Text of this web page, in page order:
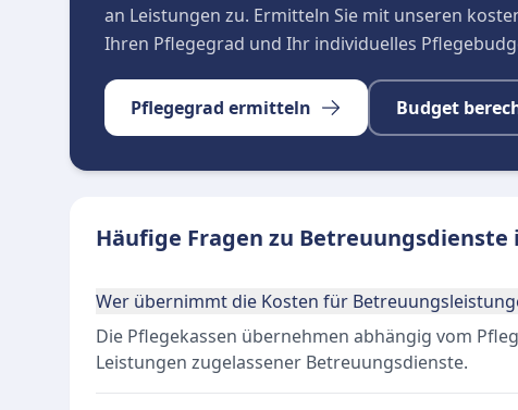
an Leistungen zu. Ermitteln Sie mit unseren
Ihren Pflegegrad und Ihr individuelles
Pflegegrad ermitteln Budget
Häufige Fragen zu Betreuungsdienste
Wer übernimmt die Kosten für
Die Pflegekassen übernehmen abhängig vom
Leistungen zugelassener Betreuungsdienste.